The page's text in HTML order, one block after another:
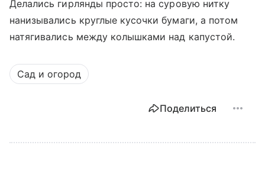
Делались гирлянды просто: на суровую нитку
нанизывались круглые кусочки бумаги, а потом
натягивались между колышками над капустой.
Сад и огород
Поделиться